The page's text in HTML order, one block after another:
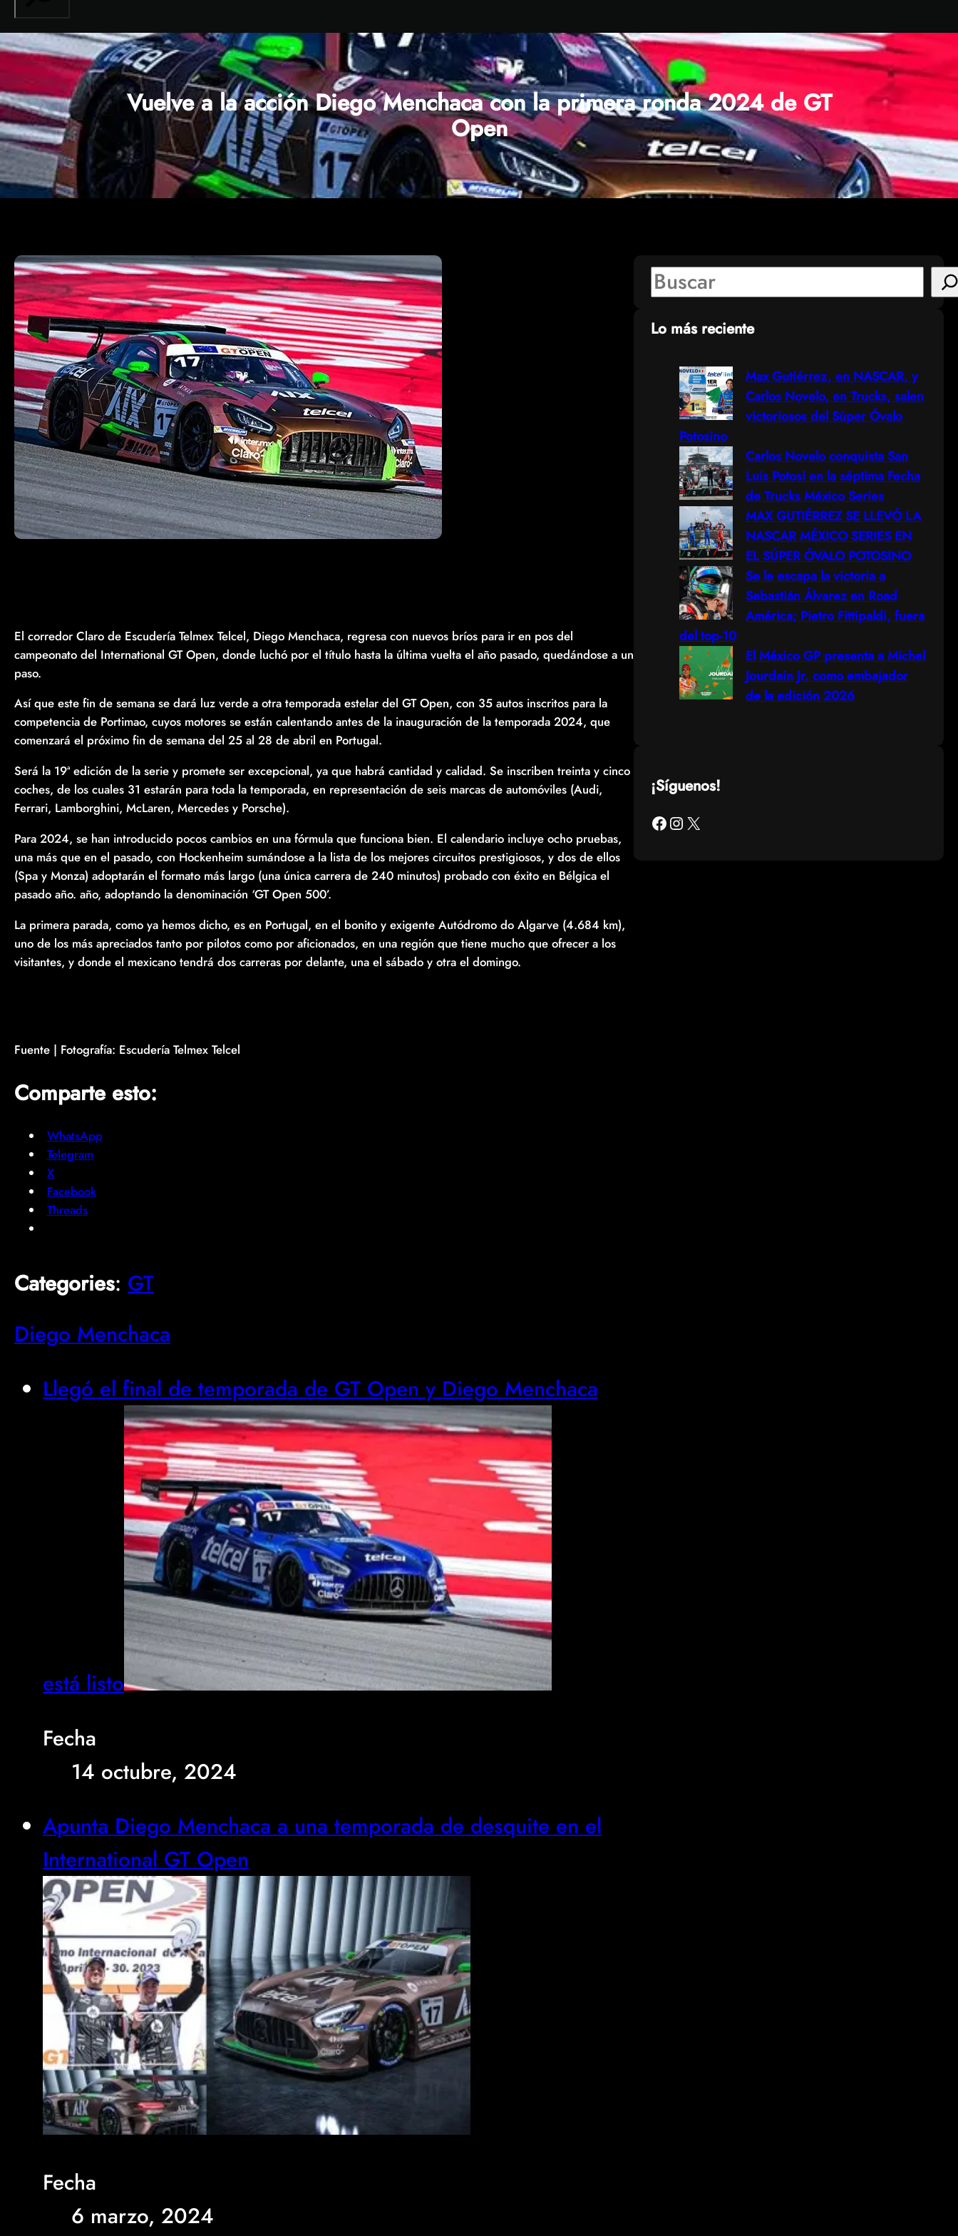
Vuelve a la acción Diego Menchaca con la primera ronda 2024 de GT
Open
El corredor Claro de Escudería Telmex Telcel, Diego Menchaca, regresa con nuevos bríos para ir en pos del
campeonato del International GT Open, donde luchó por el título hasta la última vuelta el año pasado, quedándose a un
paso.
Así que este fin de semana se dará luz verde a otra temporada estelar del GT Open, con 35 autos inscritos para la
competencia de Portimao, cuyos motores se están calentando antes de la inauguración de la temporada 2024, que
comenzará el próximo fin de semana del 25 al 28 de abril en Portugal.
Será la 19ª edición de la serie y promete ser excepcional, ya que habrá cantidad y calidad. Se inscriben treinta y cinco
coches, de los cuales 31 estarán para toda la temporada, en representación de seis marcas de automóviles (Audi,
Ferrari, Lamborghini, McLaren, Mercedes y Porsche).
Para 2024, se han introducido pocos cambios en una fórmula que funciona bien. El calendario incluye ocho pruebas,
una más que en el pasado, con Hockenheim sumándose a la lista de los mejores circuitos prestigiosos, y dos de ellos
(Spa y Monza) adoptarán el formato más largo (una única carrera de 240 minutos) probado con éxito en Bélgica el
pasado año. año, adoptando la denominación ‘GT Open 500’.
La primera parada, como ya hemos dicho, es en Portugal, en el bonito y exigente Autódromo do Algarve (4.684 km),
uno de los más apreciados tanto por pilotos como por aficionados, en una región que tiene mucho que ofrecer a los
visitantes, y donde el mexicano tendrá dos carreras por delante, una el sábado y otra el domingo.
Fuente | Fotografía: Escudería Telmex Telcel
Comparte esto:
WhatsApp
Telegram
X
Facebook
Threads
Categories: GT
Diego Menchaca
Llegó el final de temporada de GT Open y Diego Menchaca
está listo
Fecha
14 octubre, 2024
Apunta Diego Menchaca a una temporada de desquite en el
International GT Open
Fecha
6 marzo, 2024
S
eLo más reciente
Max Gutiérrez, en NASCAR, y
Carlos Novelo, en Trucks, salen
victoriosos del Súper Óvalo
Potosino
Carlos Novelo conquista San
Luis Potosí en la séptima Fecha
de Trucks México Series
MAX GUTIÉRREZ SE LLEVÓ LA
NASCAR MÉXICO SERIES EN
EL SÚPER ÓVALO POTOSINO
Se le escapa la victoria a
Sebastián Álvarez en Road
América; Pietro Fittipaldi, fuera
del top-10
El México GP presenta a Michel
Jourdain Jr. como embajador
de la edición 2026
¡Síguenos!
Facebook Instagram X